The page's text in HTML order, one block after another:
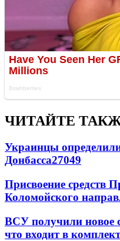
ЧИТАЙТЕ
Украинцы
Донбасса27049
Присвоение средств
Коломойского
ВСУ получили новое
что входит в комплект